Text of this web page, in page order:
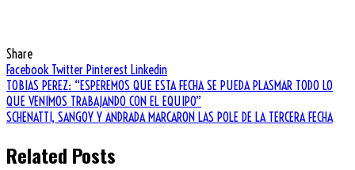
Share
Facebook Twitter Pinterest Linkedin
Navegación
de
entradas
TOBIAS PEREZ: “ESPEREMOS QUE ESTA FECHA SE PUEDA PLASMAR TODO LO
QUE VENIMOS TRABAJANDO CON EL EQUIPO”
SCHENATTI, SANGOY Y ANDRADA MARCARON LAS POLE DE LA TERCERA FECHA
Related Posts